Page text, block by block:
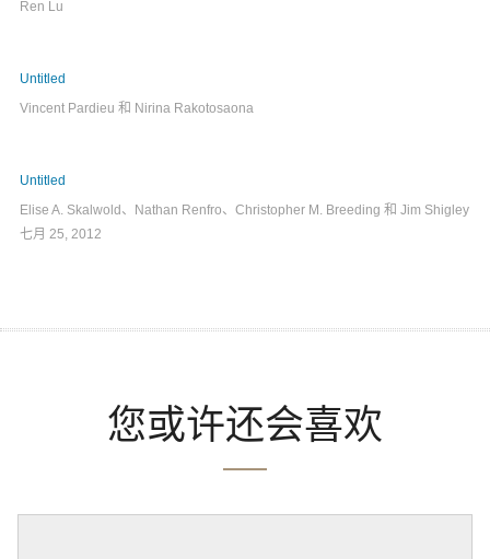
Ren Lu
Untitled
Vincent Pardieu 和 Nirina Rakotosaona
Untitled
Elise A. Skalwold、Nathan Renfro、Christopher M. Breeding 和 Jim Shigley
七月 25, 2012
您或许还会喜欢